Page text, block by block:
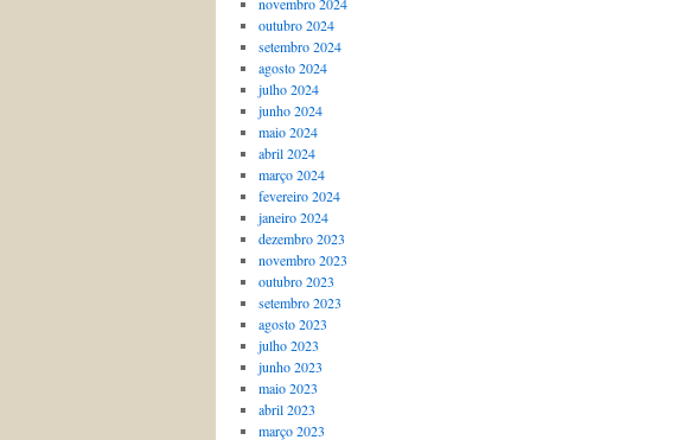
outubro 2024
setembro 2024
agosto 2024
julho 2024
junho 2024
maio 2024
abril 2024
março 2024
fevereiro 2024
janeiro 2024
dezembro 2023
novembro 2023
outubro 2023
setembro 2023
agosto 2023
julho 2023
junho 2023
maio 2023
abril 2023
março 2023